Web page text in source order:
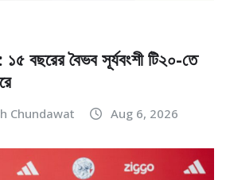
১৫ বছরের বৈভব সূর্যবংশী টি২০-তে
Chundawat Aug 6, 2026